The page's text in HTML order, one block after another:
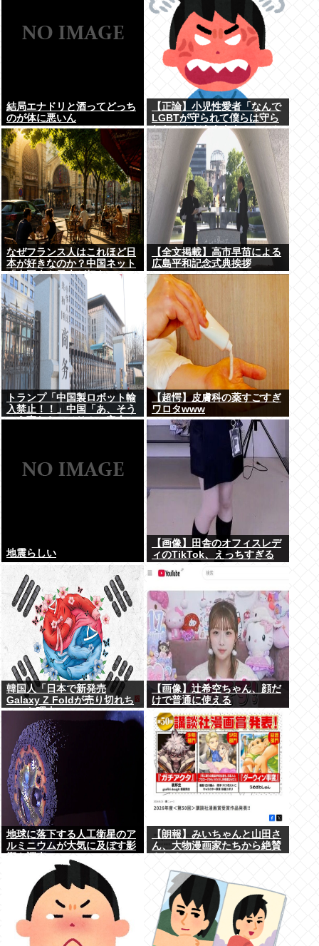
結局エナドリと酒ってどっち
のが体に悪いん
【正論】小児性愛者「なんで
LGBTが守られて僕らは守ら
れないんだああああ」←いや
犯罪だからやん
なぜフランス人はこれほど日
本が好きなのか？中国ネット
「中国人も日本が好き」
【全文掲載】高市早苗による
広島平和記念式典挨拶
トランプ「中国製ロボット輸
入禁止！！」中国「あ、そう
いう事ならアメリカの安全の
【超愕】皮膚科の薬すごすぎ
ワロタwww
地震らしい
【画像】田舎のオフィスレデ
ィのTikTok、えっちすぎる
韓国人「日本で新発売
Galaxy Z Foldが売り切れち
ゃった理由」
【画像】辻希空ちゃん、顔だ
けで普通に使える
地球に落下する人工衛星のア
ルミニウムが大気に及ぼす影
【朗報】みいちゃんと山田さ
ん、大物漫画家たちから絶賛